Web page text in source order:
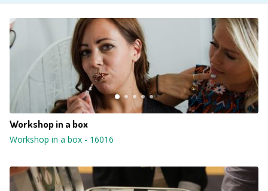
Workshop in a box
Workshop in a box - 16016